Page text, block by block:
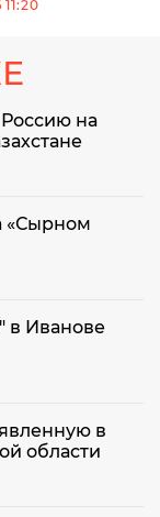
на
«Сырном
в Иванове
в
области